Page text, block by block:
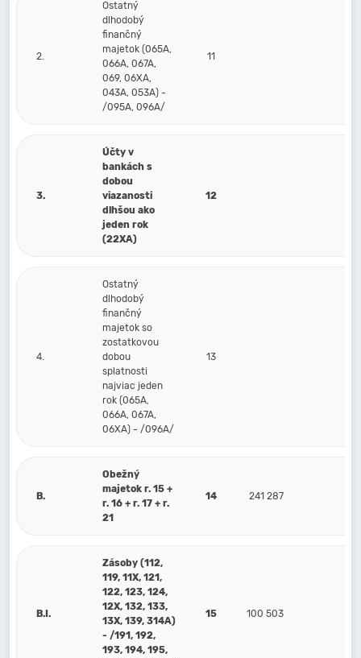
2.
Ostatný
dlhodobý
finančný
majetok (065A,
066A, 067A,
069, 06XA,
043A, 053A) -
/095A, 096A/
11
3.
Účty v
bankách s
dobou
viazanosti
dlhšou ako
jeden rok
(22XA)
12
4.
Ostatný
dlhodobý
finančný
majetok so
zostatkovou
dobou
splatnosti
najviac jeden
rok (065A,
066A, 067A,
06XA) - /096A/
13
B.
Obežný
majetok r. 15 +
r. 16 + r. 17 + r.
21
14 241 287
B.I.
Zásoby (112,
119, 11X, 121,
122, 123, 124,
12X, 132, 133,
13X, 139, 314A)
- /191, 192,
193, 194, 195,
15 100 503